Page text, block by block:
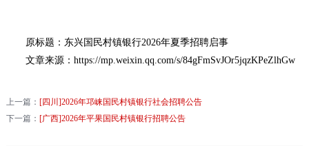
原标题：东兴国民村镇银行2026年夏季招聘启事
文章来源：https://mp.weixin.qq.com/s/84gFmSvJOr5jqzKPeZlhGw
上一篇： [四川]2026年邛崃国民村镇银行社会招聘公告
下一篇： [广西]2026年平果国民村镇银行招聘公告